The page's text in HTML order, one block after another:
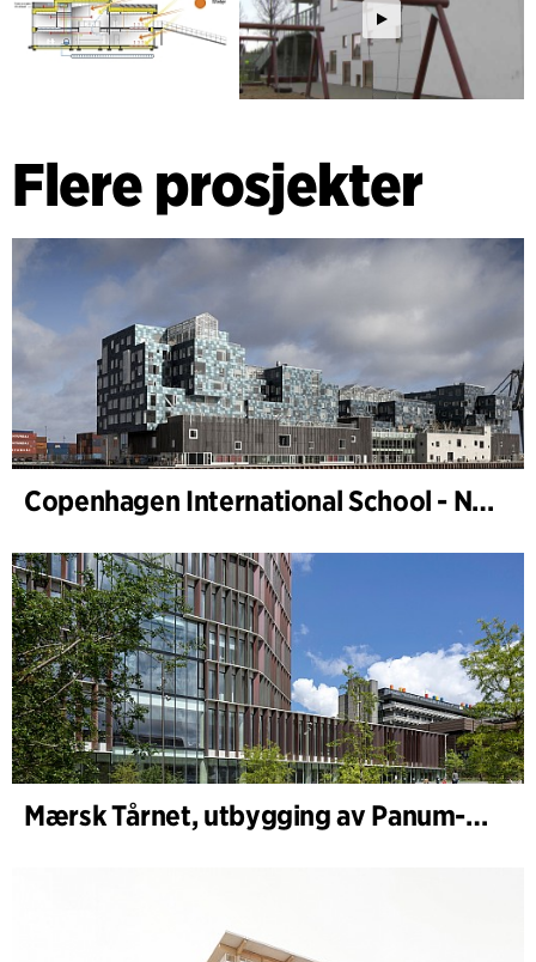
Flere prosjekter
Copenhagen International School - Nordhavn
Mærsk Tårnet, utbygging av Panum-komplekset